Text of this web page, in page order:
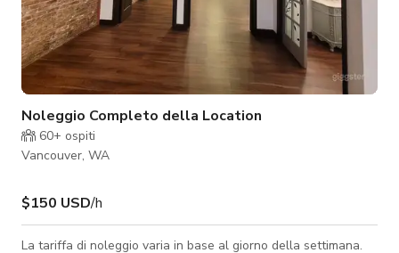
Noleggio Completo della Location
60+ ospiti
Vancouver, WA
$150 USD/h
La tariffa di noleggio varia in base al giorno della settimana.